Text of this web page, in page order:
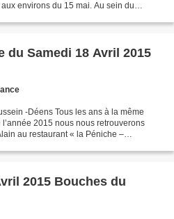
environs du 15 mai. Au sein du
Repas Région Varoise du Samedi 18 Avril 2015
-Déens Tous les ans à la même
2015 nous nous retrouverons
au restaurant « la Péniche –
du